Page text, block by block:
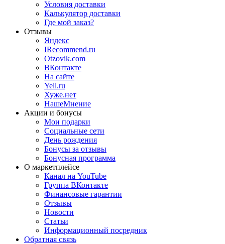
Условия доставки
Калькулятор доставки
Где мой заказ?
Отзывы
Яндекс
IRecommend.ru
Otzovik.com
ВКонтакте
На сайте
Yell.ru
Хуже.нет
НашеМнение
Акции и бонусы
Мои подарки
Социальные сети
День рождения
Бонусы за отзывы
Бонусная программа
О маркетплейсе
Канал на YouTube
Группа ВКонтакте
Финансовые гарантии
Отзывы
Новости
Статьи
Информационный посредник
Обратная связь